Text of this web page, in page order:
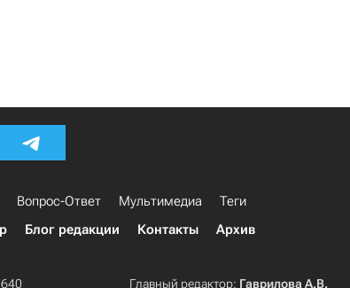
Вопрос-Ответ Мультимедиа
Теги
Блог редакции Контакты Архив
Главный редактор: Гаврилова А.В.